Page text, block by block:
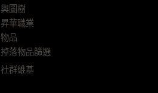
輿圖樹
昇華職業
物品
掉落物品篩選
社群維基